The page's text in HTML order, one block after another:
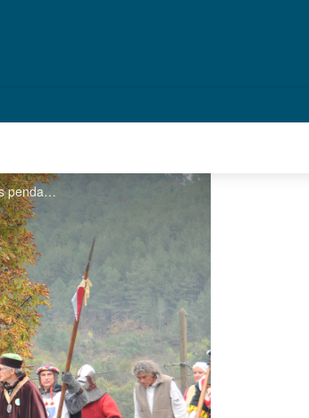
Défilé de la confrérie de la chataigne et des corbeaux de Taranis pendant la castagnade de Joannas - Mairie Joannas